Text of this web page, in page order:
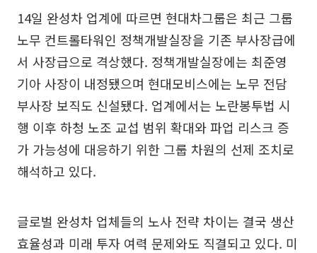
14일 완성차 업계에 따르면 현대차그룹은 최근 그룹
노무 컨트롤타워인 정책개발실장을 기존 부사장급에
서 사장급으로 격상했다. 정책개발실장에는 최준영
기아 사장이 내정됐으며 현대모비스에는 노무 전담
부사장 보직도 신설됐다. 업계에서는 노란봉투법 시
행 이후 하청 노조 교섭 범위 확대와 파업 리스크 증
가 가능성에 대응하기 위한 그룹 차원의 선제 조치로
해석하고 있다.
글로벌 완성차 업체들의 노사 전략 차이는 결국 생산
효율성과 미래 투자 여력 문제와도 직결되고 있다. 미